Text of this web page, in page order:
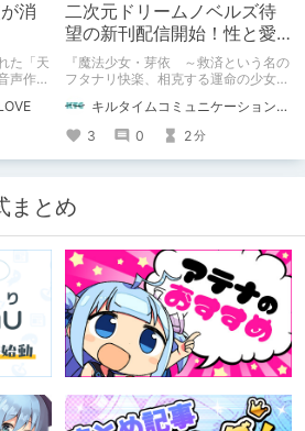
消
た「天
声作品
も多
二次元ドリームノベルズ待
望の新刊配信開始！性と愛
が渦巻く、ファンタジー官
能小説開幕！
『魔法少女・芽依 ～救済という名の
フタナリ快楽、相克する運命の少女た
ト：鳩春 一気に上・下巻が同時配
信！
キルタイムコミュニケーション（KTC）の作品を一人でも多くの人に知ってほしい人
3
0 2分
まとめ